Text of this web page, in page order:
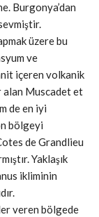
Burgonya’dan
üzere bu
ve
içeren volkanik
alan Muscadet et
de en iyi
bölgeyi
de Grandlieu
Yaklaşık
ikliminin
veren bölgede